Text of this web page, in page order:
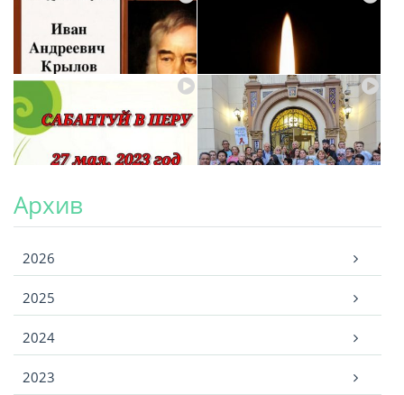
Архив
2026
2025
2024
2023